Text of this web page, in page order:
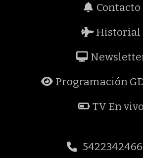
Contacto
Historial
Programación
TV En vivo